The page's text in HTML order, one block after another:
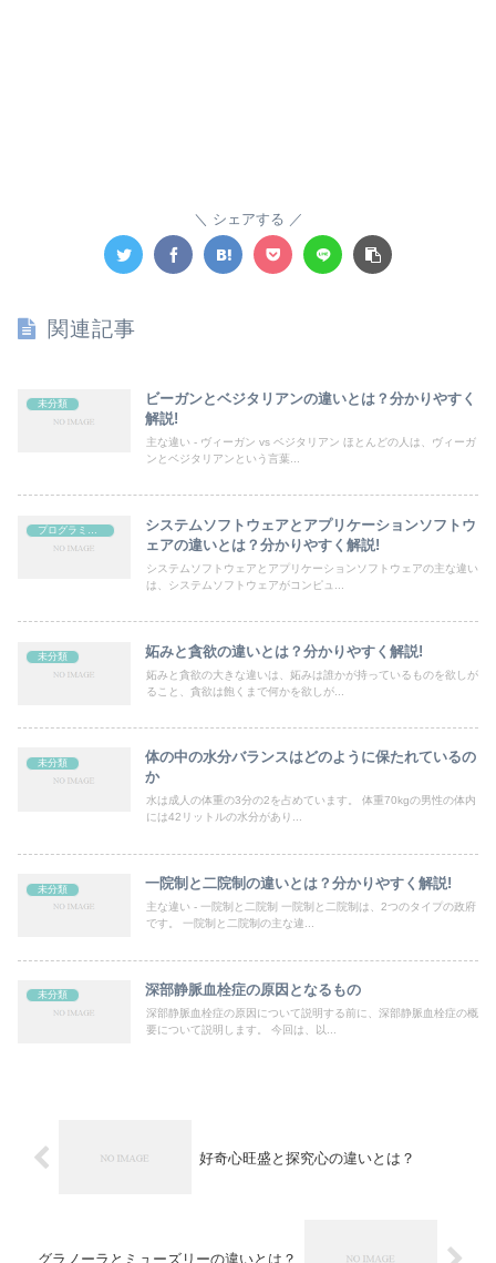
シェアする
関連記事
未分類
ビーガンとベジタリアンの違いとは？分かりやすく
解説!
主な違い - ヴィーガン vs ベジタリアン ほとんどの人は、ヴィーガ
ンとベジタリアンという言葉...
システムソフトウェアとアプリケーションソフトウ
ェアの違いとは？分かりやすく解説!
システムソフトウェアとアプリケーションソフトウェアの主な違い
は、システムソフトウェアがコンピュ...
未分類 妬みと貪欲の違いとは？分かりやすく解説!
妬みと貪欲の大きな違いは、妬みは誰かが持っているものを欲しが
ること、貪欲は飽くまで何かを欲しが...
未分類
体の中の水分バランスはどのように保たれているの
か
水は成人の体重の3分の2を占めています。 体重70kgの男性の体内
には42リットルの水分があり...
未分類 一院制と二院制の違いとは？分かりやすく解説!
主な違い - 一院制と二院制 一院制と二院制は、2つのタイプの政府
です。 一院制と二院制の主な違...
未分類 深部静脈血栓症の原因となるもの
深部静脈血栓症の原因について説明する前に、深部静脈血栓症の概
要について説明します。 今回は、以...
好奇心旺盛と探究心の違いとは？
グラノーラとミューズリーの違いとは？